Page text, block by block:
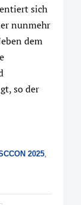
sich
nunmehr
dem
so der
2025